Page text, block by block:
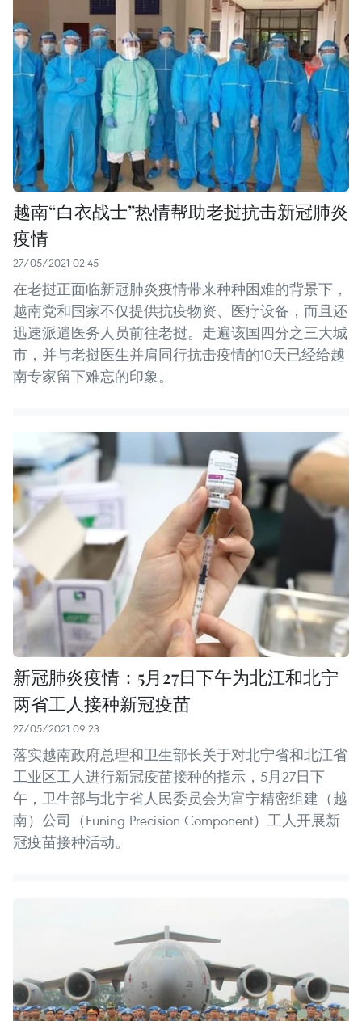
越南“白衣战士”热情帮助老挝抗击新冠肺炎
疫情
27/05/2021 02:45
在老挝正面临新冠肺炎疫情带来种种困难的背景下，
越南党和国家不仅提供抗疫物资、医疗设备，而且还
迅速派遣医务人员前往老挝。走遍该国四分之三大城
市，并与老挝医生并肩同行抗击疫情的10天已经给越
南专家留下难忘的印象。
新冠肺炎疫情：5月27日下午为北江和北宁
两省工人接种新冠疫苗
27/05/2021 09:23
落实越南政府总理和卫生部长关于对北宁省和北江省
工业区工人进行新冠疫苗接种的指示，5月27日下
午，卫生部与北宁省人民委员会为富宁精密组建（越
南）公司（Funing Precision Component）工人开展新
冠疫苗接种活动。